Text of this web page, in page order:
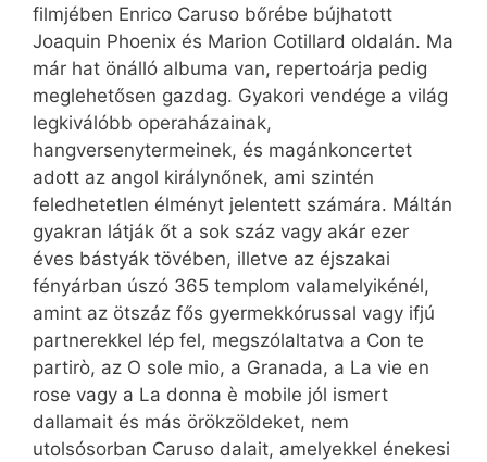
filmjében Enrico Caruso bőrébe bújha­tott
Joaquin Phoenix és Marion Cotil­lard oldalán. Ma
már hat önálló albuma van, repertoárja pedig
meglehetősen gazdag. Gyakori vendége a világ
legkiválóbb operaházainak,
hangversenytermeinek, és magánkoncertet
adott az angol királynőnek, ami szintén
feledhetetlen élményt jelentett számára. Máltán
gyakran látják őt a sok száz vagy akár ezer
éves bástyák tövében, illetve az éjszakai
fényárban úszó 365 templom valamelyikénél,
amint az ötszáz fős gyermekkórussal vagy ifjú
partnerekkel lép fel, megszólaltatva a Con te
partirò, az O sole mio, a Granada, a La vie en
rose vagy a La donna è mobile jól ismert
dallamait és más örökzöldeket, nem
utolsósorban Caruso dalait, amelyekkel énekesi